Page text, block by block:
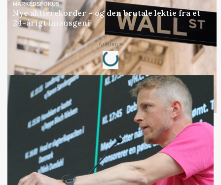
MARKEDSFOKUS
Nye aktierekorder – og den brutale lektie fra et
24-årigt finansgeni
Annonce
Loading...